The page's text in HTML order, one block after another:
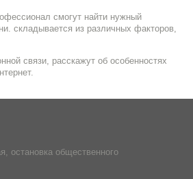
смогут найти нужный
складывается из различных факторов,
связи, расскажут об особенностях
остановка общественного